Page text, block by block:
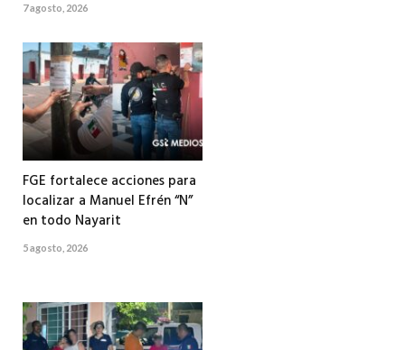
7 agosto, 2026
FGE fortalece acciones para
localizar a Manuel Efrén “N”
en todo Nayarit
5 agosto, 2026